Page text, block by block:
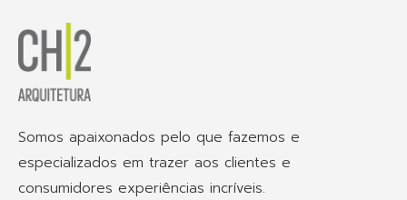
Somos apaixonados pelo que fazemos e
especializados em trazer aos clientes e
consumidores experiências incríveis.